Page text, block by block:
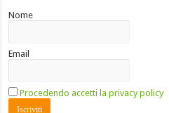
Nome
Email
Procedendo accetti la privacy policy